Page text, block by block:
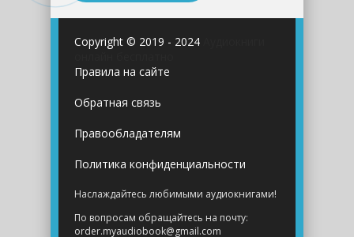
Copyright © 2019 - 2024
Правила на сайте
Обратная связь
Правообладателям
Политика конфиденциальности
Наслаждайтесь любимыми аудиокнигами!
По вопросам обращайтесь на почту:
order.myaudiobook@gmail.com